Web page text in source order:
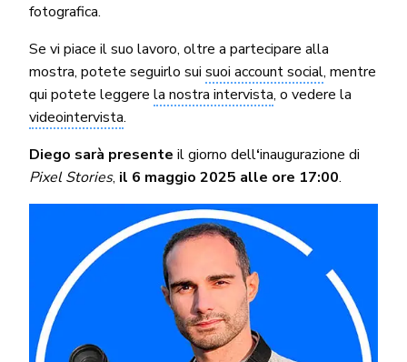
fotografica.
Se vi piace il suo lavoro, oltre a partecipare alla
mostra, potete seguirlo suisuoi account social, mentre
qui potete leggerela nostra intervista, o vedere la
videointervista.
Diego sarà presente il giorno dell‘inaugurazione di
Pixel Stories, il 6 maggio 2025 alle ore 17:00.